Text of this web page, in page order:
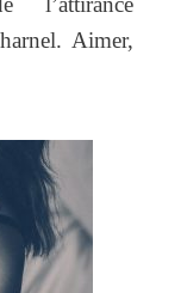
Aimer,